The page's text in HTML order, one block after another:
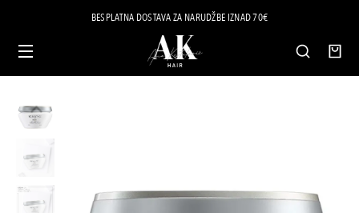
BESPLATNA DOSTAVA ZA NARUDŽBE IZNAD 70€